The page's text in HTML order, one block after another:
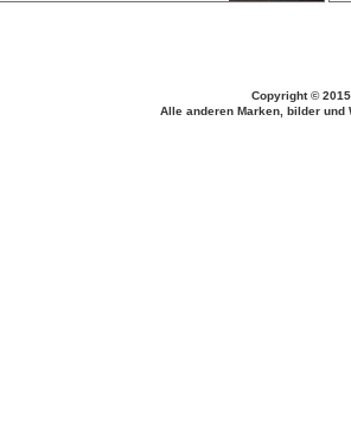
Copyright ©
Alle anderen Marken, bilder und